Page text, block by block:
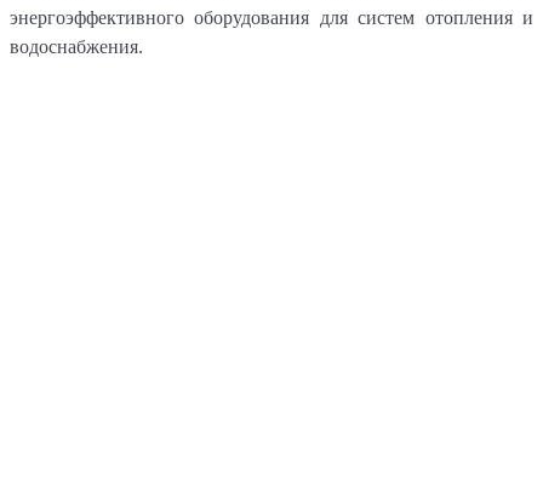
энергоэффективного оборудования для систем отопления и
водоснабжения.